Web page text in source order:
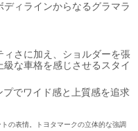
ィラインからなるグラマラ
ィさに加え、ショルダーを張
な車格を感じさせるスタイ
でワイド感と上質感を追求
の表情。トヨタマークの立体的な強調